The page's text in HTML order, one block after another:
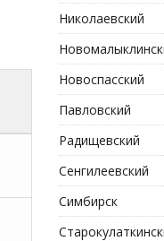
Николаевский
Новоспасский
Павловский
Радищевский
Сенгилеевский
Симбирск